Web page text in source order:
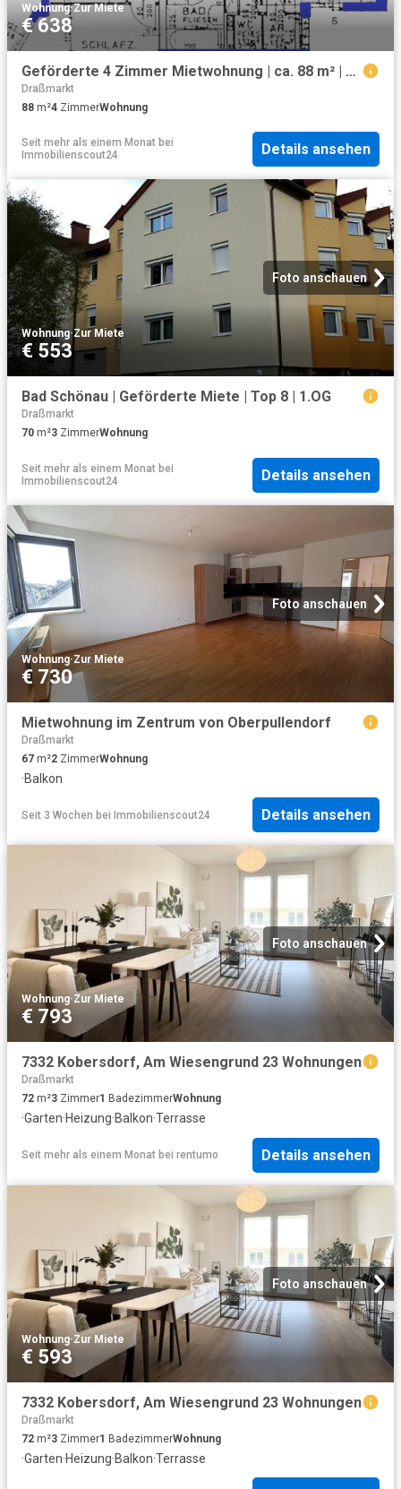
Wohnung·Zur Miete
€ 638
Geförderte 4 Zimmer Mietwohnung | ca. 88 m² | Obergeschoss
Draßmarkt
88 m²4 ZimmerWohnung
Seit mehr als einem Monat bei
Immobilienscout24
Details ansehen
Foto anschauen
Wohnung·Zur Miete
€ 553
Bad Schönau | Geförderte Miete | Top 8 | 1.OG
Draßmarkt
70 m²3 ZimmerWohnung
Seit mehr als einem Monat bei
Immobilienscout24
Details ansehen
Foto anschauen
Wohnung·Zur Miete
€ 730
Mietwohnung im Zentrum von Oberpullendorf
Draßmarkt
67 m²2 ZimmerWohnung
·Balkon
Seit 3 Wochen bei Immobilienscout24 Details ansehen
Foto anschauen
Wohnung·Zur Miete
€ 793
7332 Kobersdorf, Am Wiesengrund 23 Wohnungen
Draßmarkt
72 m²3 Zimmer1 BadezimmerWohnung
·Garten·Heizung·Balkon·Terrasse
Seit mehr als einem Monat bei rentumo Details ansehen
Foto anschauen
Wohnung·Zur Miete
€ 593
7332 Kobersdorf, Am Wiesengrund 23 Wohnungen
Draßmarkt
72 m²3 Zimmer1 BadezimmerWohnung
·Garten·Heizung·Balkon·Terrasse